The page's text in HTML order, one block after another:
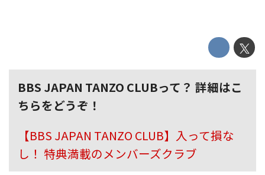
BBS JAPAN TANZO CLUBって？ 詳細はこ
ちらをどうぞ！
【BBS JAPAN TANZO CLUB】入って損な
し！ 特典満載のメンバーズクラブ